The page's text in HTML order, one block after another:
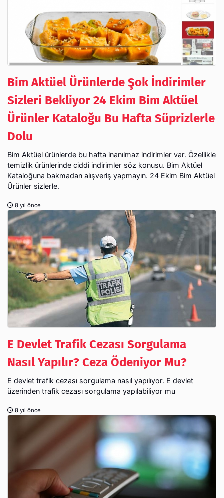
Bim Aktüel Ürünlerde Şok İndirimler
Sizleri Bekliyor 24 Ekim Bim Aktüel
Ürünler Kataloğu Bu Hafta Süprizlerle
Dolu
Bim Aktüel ürünlerde bu hafta inanılmaz indirimler var. Özellikle
temizlik ürünlerinde ciddi indirimler söz konusu. Bim Aktüel
Kataloğuna bakmadan alışveriş yapmayın. 24 Ekim Bim Aktüel
Ürünler sizlerle.
8 yıl önce
E Devlet Trafik Cezası Sorgulama
Nasıl Yapılır? Ceza Ödeniyor Mu?
E devlet trafik cezası sorgulama nasıl yapılıyor. E devlet
üzerinden trafik cezası sorgulama yapılabiliyor mu
8 yıl önce